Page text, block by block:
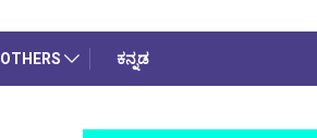
OTHERS ಕನ್ನಡ